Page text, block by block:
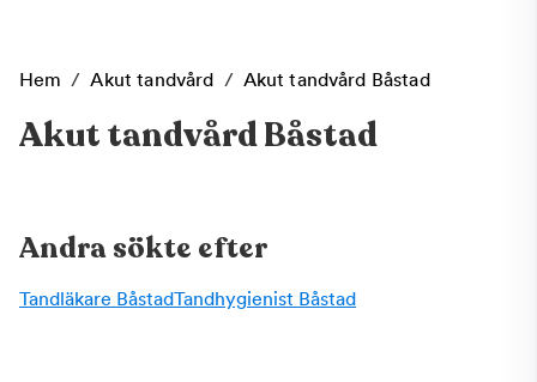
Hem / Akut tandvård / Akut tandvård Båstad
Akut tandvård Båstad
Andra sökte efter
Tandläkare BåstadTandhygienist Båstad